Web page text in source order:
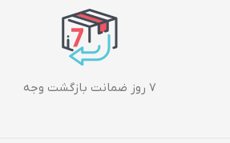
۷ روز ضمانت بازگشت وجه